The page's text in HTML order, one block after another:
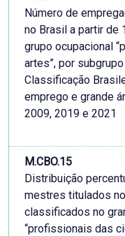
Número de
no Brasil a partir de
grupo ocupacional
artes”, por
Classificação
emprego e grande
2009, 2019 e 2021
M.CBO.15
Distribuição
mestres titulados
classificados no
“profissionais das